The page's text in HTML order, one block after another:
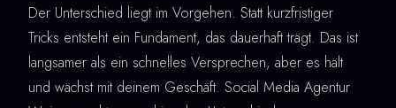
Der Unterschied liegt im Vorgehen. Statt kurzfristiger
Tricks entsteht ein Fundament, das dauerhaft trägt. Das ist
langsamer als ein schnelles Versprechen, aber es hält
und wächst mit deinem Geschäft. Social Media Agentur